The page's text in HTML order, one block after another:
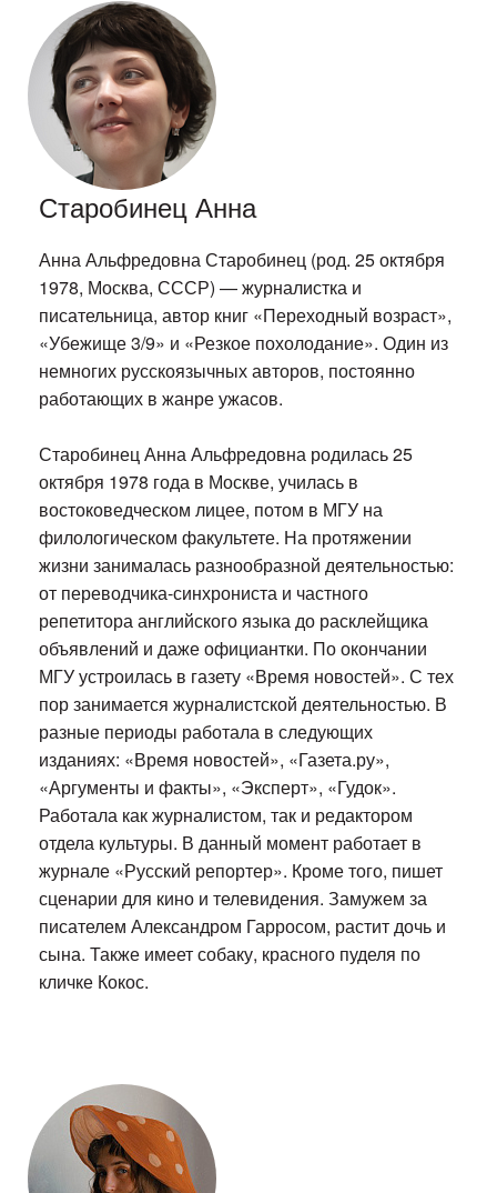
Старобинец Анна
Анна Альфредовна Старобинец (род. 25 октября
1978, Москва, СССР) — журналистка и
писательница, автор книг «Переходный возраст»,
«Убежище 3/9» и «Резкое похолодание». Один из
немногих русскоязычных авторов, постоянно
работающих в жанре ужасов.
Старобинец Анна Альфредовна родилась 25
октября 1978 года в Москве, училась в
востоковедческом лицее, потом в МГУ на
филологическом факультете. На протяжении
жизни занималась разнообразной деятельностью:
от переводчика-синхрониста и частного
репетитора английского языка до расклейщика
объявлений и даже официантки. По окончании
МГУ устроилась в газету «Время новостей». С тех
пор занимается журналистской деятельностью. В
разные периоды работала в следующих
изданиях: «Время новостей», «Газета.ру»,
«Аргументы и факты», «Эксперт», «Гудок».
Работала как журналистом, так и редактором
отдела культуры. В данный момент работает в
журнале «Русский репортер». Кроме того, пишет
сценарии для кино и телевидения. Замужем за
писателем Александром Гарросом, растит дочь и
сына. Также имеет собаку, красного пуделя по
кличке Кокос.